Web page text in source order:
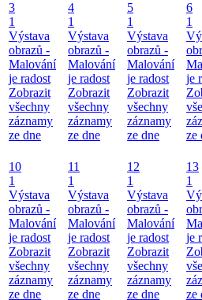
3
1
Výstava
obrazů -
Malování
je radost
Zobrazit
všechny
záznamy
ze dne
4
1
Výstava
obrazů -
Malování
je radost
Zobrazit
všechny
záznamy
ze dne
5
1
Výstava
obrazů -
Malování
je radost
Zobrazit
všechny
záznamy
ze dne
6
1
je
ze
10
1
Výstava
obrazů -
Malování
je radost
Zobrazit
všechny
záznamy
ze dne
11
1
Výstava
obrazů -
Malování
je radost
Zobrazit
všechny
záznamy
ze dne
12
1
Výstava
obrazů -
Malování
je radost
Zobrazit
všechny
záznamy
ze dne
13
1
je
ze